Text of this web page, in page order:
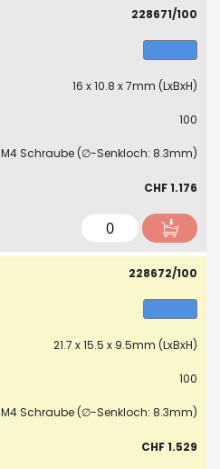
228671/100
16 x 10.8 x 7mm (LxBxH)
100
M4 Schraube (∅-Senkloch: 8.3mm)
CHF 1.176
228672/100
21.7 x 15.5 x 9.5mm (LxBxH)
100
M4 Schraube (∅-Senkloch: 8.3mm)
CHF 1.529